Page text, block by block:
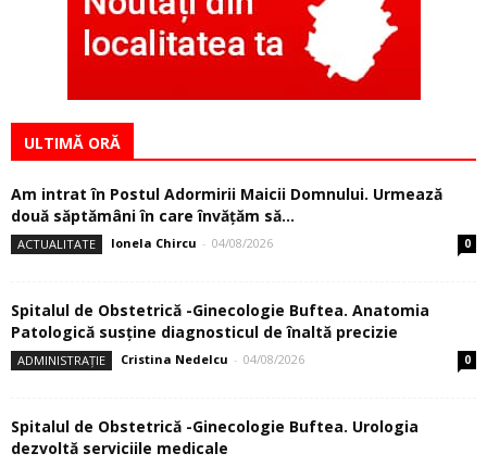
ULTIMĂ ORĂ
Am intrat în Postul Adormirii Maicii Domnului. Urmează
două săptămâni în care învăţăm să...
ACTUALITATE Ionela Chircu - 04/08/2026 0
Spitalul de Obstetrică -Ginecologie Buftea. Anatomia
Patologică susţine diagnosticul de înaltă precizie
ADMINISTRAȚIE Cristina Nedelcu - 04/08/2026 0
Spitalul de Obstetrică -Ginecologie Buftea. Urologia
dezvoltă serviciile medicale